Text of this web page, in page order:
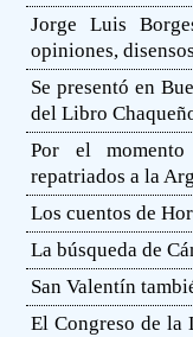
Jorge Luis
opiniones, disensos
Se presentó en
del Libro
Por el
repatriados a la
Los cuentos de
La búsqueda de
San Valentín
El Congreso de la